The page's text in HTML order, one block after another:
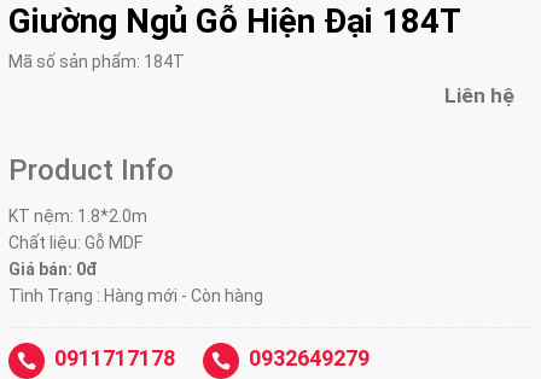
Giường Ngủ Gỗ Hiện Đại 184T
Mã số sản phẩm: 184T
Liên hệ
Product Info
KT nệm: 1.8*2.0m
Chất liệu: Gỗ MDF
Giá bán: 0đ
Tình Trạng : Hàng mới - Còn hàng
0911717178 0932649279